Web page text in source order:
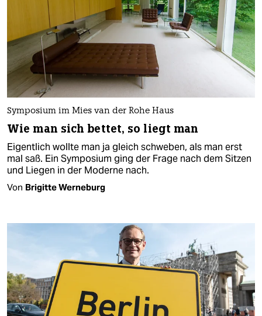
Symposium im Mies van der Rohe Haus
Wie man sich bettet, so liegt man
Eigentlich wollte man ja gleich schweben, als man erst
mal saß. Ein Symposium ging der Frage nach dem Sitzen
und Liegen in der Moderne nach.
Von Brigitte Werneburg